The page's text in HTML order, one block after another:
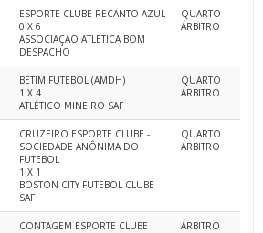
ESPORTE CLUBE RECANTO AZUL
0 X 6
ASSOCIAÇAO ATLETICA BOM
DESPACHO
QUARTO
ÁRBITRO
BETIM FUTEBOL (AMDH)
1 X 4
ATLÉTICO MINEIRO SAF
QUARTO
ÁRBITRO
CRUZEIRO ESPORTE CLUBE -
SOCIEDADE ANÔNIMA DO
FUTEBOL
1 X 1
BOSTON CITY FUTEBOL CLUBE
SAF
QUARTO
ÁRBITRO
CONTAGEM ESPORTE CLUBE
ÁRBITRO